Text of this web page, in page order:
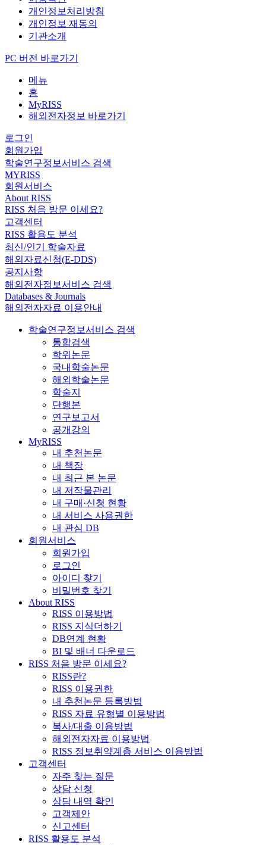
개인정보처리방침
개인정보 재동의
기관소개
PC 버전 바로가기
메뉴
홈
MyRISS
해외전자정보 바로가기
로그인
회원가입
학술연구정보서비스 검색
MYRISS
회원서비스
About RISS
RISS 처음 방문 이세요?
고객센터
RISS 활용도 분석
최신/인기 학술자료
해외자료신청(E-DDS)
공지사항
해외전자정보서비스 검색
Databases & Journals
해외전자자료 이용안내
학술연구정보서비스 검색
통합검색
학위논문
국내학술논문
해외학술논문
학술지
단행본
연구보고서
공개강의
MyRISS
내 추천논문
내 책장
내 최근 본 논문
내 저작물관리
내 구매·신청 현황
내 서비스 사용권한
내 관심 DB
회원서비스
회원가입
로그인
아이디 찾기
비밀번호 찾기
About RISS
RISS 이용방법
RISS 지식더하기
DB연계 현황
BI 및 배너 다운로드
RISS 처음 방문 이세요?
RISS란?
RISS 이용권한
내 추천논문 등록방법
RISS 자료 유형별 이용방법
복사/대출 이용방법
해외전자자료 이용방법
RISS 정보취약계층 서비스 이용방법
고객센터
자주 찾는 질문
상담 신청
상담 내역 확인
고객제안
신고센터
RISS 활용도 분석